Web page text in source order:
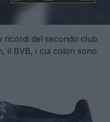
ricordi del secondo club
il BVB, i cui colori sono